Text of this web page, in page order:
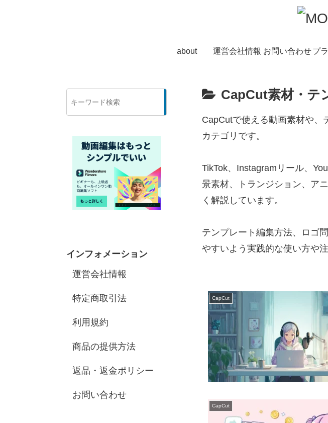
about 運営会社情報 お問い合わせ
CapCut素材・テ
CapCutで使える動画素材や、
カテゴリです。
TikTok、Instagramリール、
景素材、トランジション、ア
く解説しています。
テンプレート編集方法、ロゴ
やすいよう実践的な使い方や
CapCut
CapCut
インフォメーション
運営会社情報
特定商取引法
利用規約
商品の提供方法
返品・返金ポリシー
お問い合わせ